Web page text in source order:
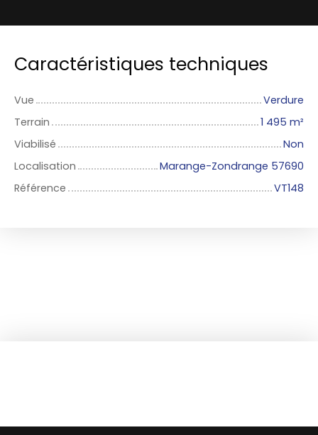
Caractéristiques techniques
Vue
Verdure
Terrain
1 495 m²
Viabilisé
Non
Localisation
Marange-Zondrange 57690
Référence
VT148